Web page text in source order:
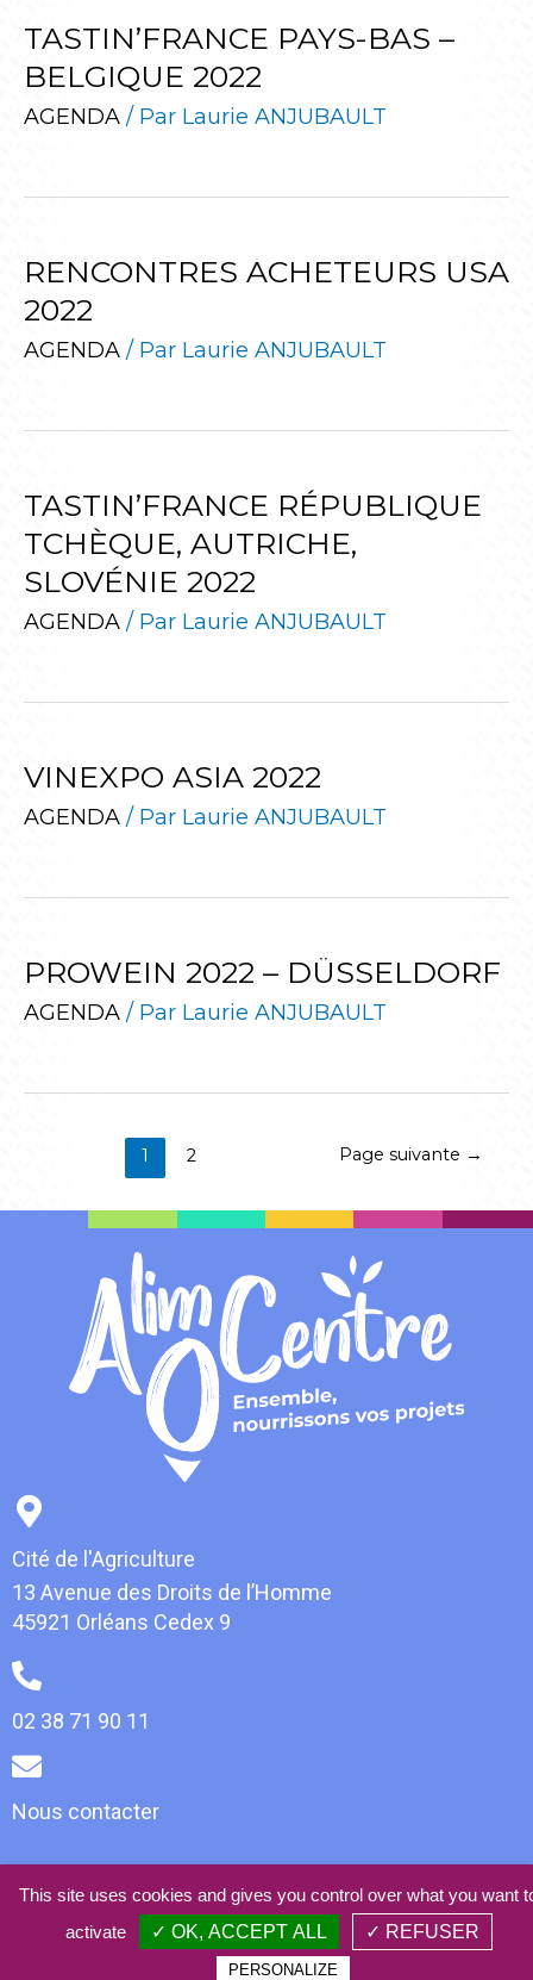
TASTIN’FRANCE PAYS-BAS –
BELGIQUE 2022
AGENDA / Par Laurie ANJUBAULT
RENCONTRES ACHETEURS USA
2022
AGENDA / Par Laurie ANJUBAULT
TASTIN’FRANCE RÉPUBLIQUE
TCHÈQUE, AUTRICHE,
SLOVÉNIE 2022
AGENDA / Par Laurie ANJUBAULT
VINEXPO ASIA 2022
AGENDA / Par Laurie ANJUBAULT
PROWEIN 2022 – DÜSSELDORF
AGENDA / Par Laurie ANJUBAULT
1 2 Page suivante →
Cité de l'Agriculture
13 Avenue des Droits de l’Homme
45921 Orléans Cedex 9
02 38 71 90 11
Nous contacter
© 2021 AlimOCentre -Mentions légales-Plan du site-
Webdesign • Développement • Référencement :
absolem.com
This site uses cookies and gives you control over what you want
activate
✓ OK, ACCEPT ALL ✓ REFUSER
PERSONALIZE